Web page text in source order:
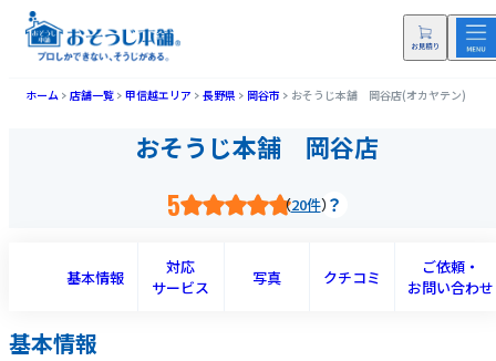
ホーム 店舗一覧 甲信越エリア 長野県 岡谷市 おそうじ本舗 岡谷店(オカヤテン)
おそうじ本舗 岡谷店
5 20件
基本情報
対応
サービス
写真 クチコミ
ご依頼・
お問い合わせ
基本情報